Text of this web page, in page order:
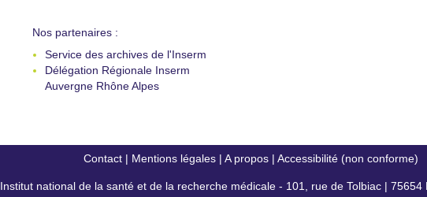
Nos partenaires :
Service des archives de l'Inserm
Délégation Régionale Inserm
Auvergne Rhône Alpes
Contact| Mentions légales| A propos| Accessibilité (non conforme)
Institut national de la santé et de la recherche médicale - 101, rue de Tolbiac | 75654